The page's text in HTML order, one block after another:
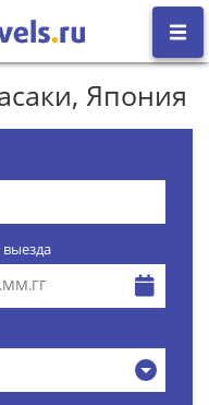
Япония
выезда